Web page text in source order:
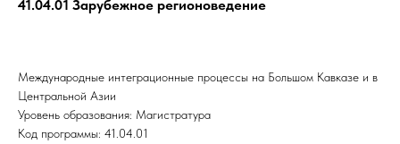
41.04.01 Зарубежное регионоведение
Международные интеграционные процессы на Большом Кавказе и в
Центральной Азии
Уровень образования: Магистратура
Код программы: 41.04.01